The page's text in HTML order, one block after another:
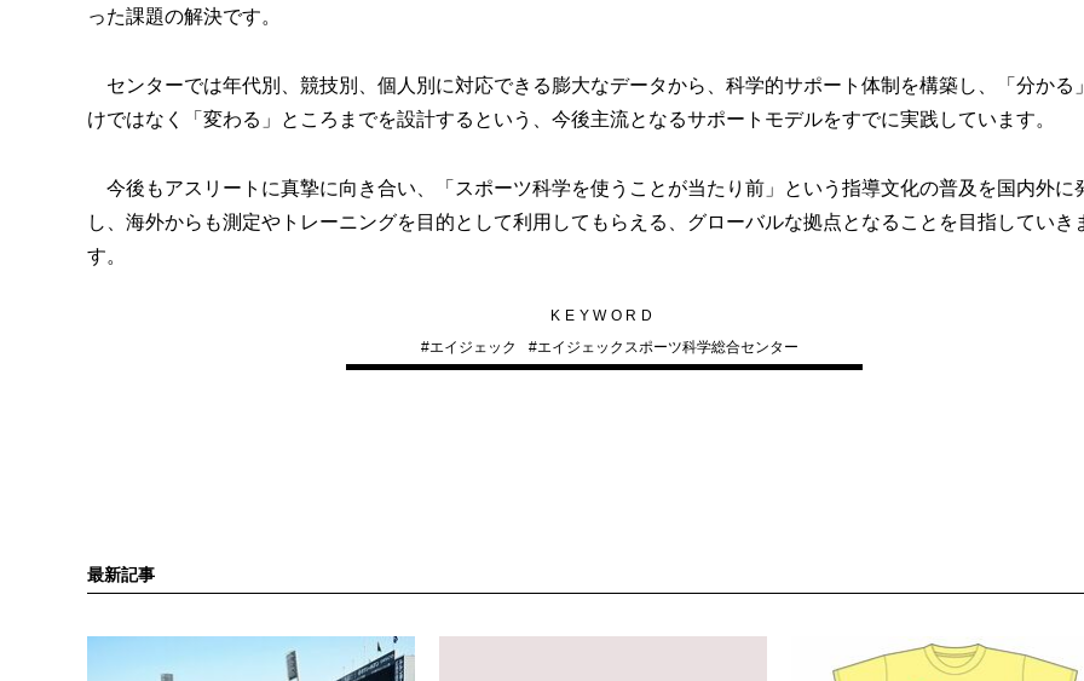
った課題の解決です。
センターでは年代別、競技別、個人別に対応できる膨大なデータから、科学的サポート体制を構築し、「分かる
けではなく「変わる」ところまでを設計するという、今後主流となるサポートモデルをすでに実践しています。
今後もアスリートに真摯に向き合い、「スポーツ科学を使うことが当たり前」という指導文化の普及を国内外に
し、海外からも測定やトレーニングを目的として利用してもらえる、グローバルな拠点となることを目指していき
す。
KEYWORD
#エイジェック #エイジェックスポーツ科学総合センター
最新記事